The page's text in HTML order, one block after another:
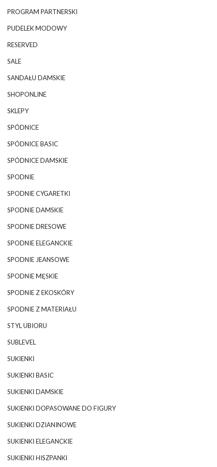
PROGRAM PARTNERSKI
PUDELEK MODOWY
RESERVED
SALE
SANDAŁU DAMSKIE
SHOPONLINE
SKLEPY
SPÓDNICE
SPÓDNICE BASIC
SPÓDNICE DAMSKIE
SPODNIE
SPODNIE CYGARETKI
SPODNIE DAMSKIE
SPODNIE DRESOWE
SPODNIE ELEGANCKIE
SPODNIE JEANSOWE
SPODNIE MĘSKIE
SPODNIE Z EKOSKÓRY
SPODNIE Z MATERIAŁU
STYL UBIORU
SUBLEVEL
SUKIENKI
SUKIENKI BASIC
SUKIENKI DAMSKIE
SUKIENKI DOPASOWANE DO FIGURY
SUKIENKI DZIANINOWE
SUKIENKI ELEGANCKIE
SUKIENKI HISZPANKI